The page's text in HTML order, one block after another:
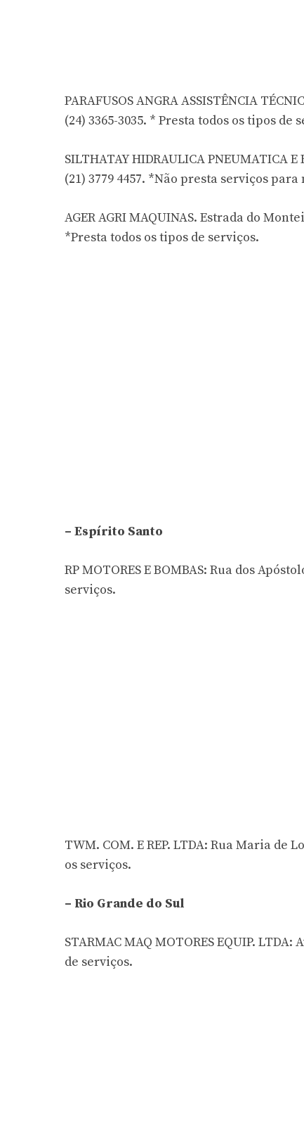
PARAFUSOS ANGRA ASSISTÊNCIA
(24) 3365-3035. * Presta todos os tipos de
SILTHATAY HIDRAULICA PNEUMATICA
(21) 3779 4457. *Não presta serviços
AGER AGRI MAQUINAS. Estrada do
*Presta todos os tipos de serviços.
– Espírito Santo
RP MOTORES E BOMBAS: Rua dos
serviços.
TWM. COM. E REP. LTDA: Rua Maria de
os serviços.
– Rio Grande do Sul
STARMAC MAQ MOTORES EQUIP.
de serviços.